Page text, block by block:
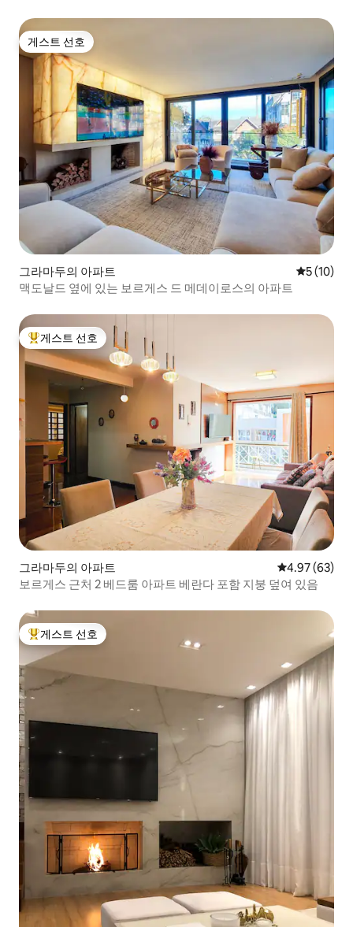
게스트 선호
게스트 선호
그라마두의 아파트 평점 5점
5 (10)
맥도날드 옆에 있는 보르게스 드 메데이로스의 아파트
상위 게스트 선호
게스트 선호
그라마두의 아파트 평점 4.97점(5
4.97 (63)
보르게스 근처 2 베드룸 아파트 베란다 포함 지붕 덮여 있음
상위 게스트 선호
게스트 선호